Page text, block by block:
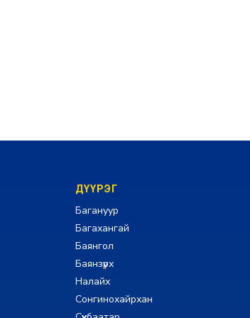
ДҮҮРЭГ
Багануур
Багахангай
Баянгол
Баянзүрх
Налайх
Сонгинохайрхан